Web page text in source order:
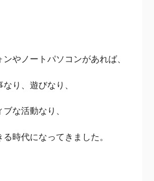
やノートパソコンがあれば、
り、遊びなり、
な活動なり、
時代になってきました。